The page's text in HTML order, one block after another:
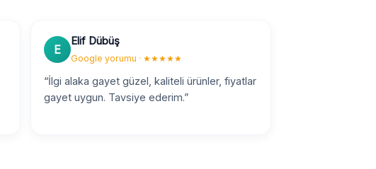
E
Elif Dübüş
Google yorumu · ★★★★★
“İlgi alaka gayet güzel, kaliteli ürünler, fiyatlar
gayet uygun. Tavsiye ederim.”